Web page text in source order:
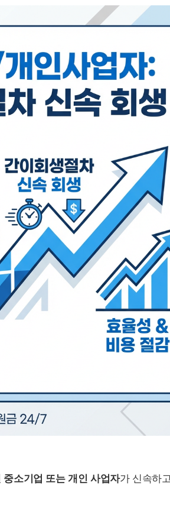
소기업 또는 개인 사업자가 신속하